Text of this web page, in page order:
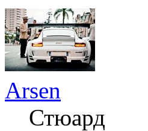
Arsen
Стюард